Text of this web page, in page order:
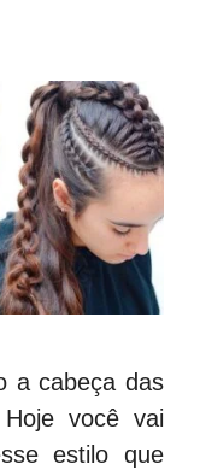
a cabeça das
você vai
estilo que